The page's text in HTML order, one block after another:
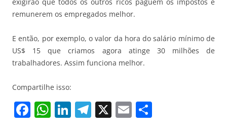
remunerem os empregados melhor.
E então, por exemplo, o valor da hora do salário mínimo de
US$ 15 que criamos agora atinge 30 milhões de
trabalhadores. Assim funciona melhor.
Compartilhe isso:
F W Li T X E